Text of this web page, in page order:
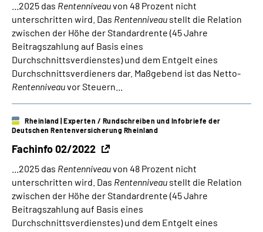
...2025 das Rentenniveauvon 48 Prozent nicht
unterschritten wird. Das Rentenniveau stellt die Relation
zwischen der Höhe der Standardrente (45 Jahre
Beitragszahlung auf Basis eines
Durchschnittsverdienstes) und dem Entgelt eines
Durchschnittsverdieners dar. Maßgebend ist das Netto-
Rentenniveauvor Steuern...
Fachinfo 02/2022
Rheinland | Experten / Rundschreiben und Infobriefe der
Deutschen Rentenversicherung Rheinland
...2025 das Rentenniveauvon 48 Prozent nicht
unterschritten wird. Das Rentenniveau stellt die Relation
zwischen der Höhe der Standardrente (45 Jahre
Beitragszahlung auf Basis eines
Durchschnittsverdienstes) und dem Entgelt eines